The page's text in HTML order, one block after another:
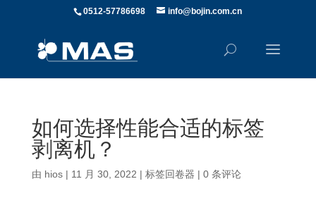
0512-57786698 info@bojin.com.cn
如何选择性能合适的标签
剥离机？
由 hios| 11 月 30, 2022 | 标签回卷器 | 0 条评论